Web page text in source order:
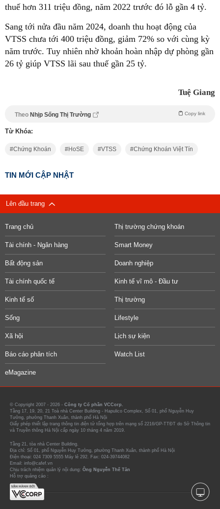
thuế hơn 311 triệu đồng, năm 2022 trước đó lỗ gần 4 tỷ.
Sang tới nửa đầu năm 2024, doanh thu hoạt động của
VTSS chưa tới 400 triệu đồng, giảm 72% so với cùng kỳ
năm trước. Tuy nhiên nhờ khoản hoàn nhập dự phòng gần
26 tỷ giúp VTSS lãi sau thuế gần 25 tỷ.
Tuệ Giang
Theo Nhịp Sống Thị Trường Copy link
Từ Khóa:
Chứng Khoán HoSE VTSS Chứng Khoán Việt Tín
TIN MỚI CẬP NHẬT
Lên đầu trang
Trang chủ Thị trường chứng khoán
Tài chính - Ngân hàng Smart Money
Bất động sản Doanh nghiệp
Tài chính quốc tế Kinh tế vĩ mô - Đầu tư
Kinh tế số Thị trường
Sống Lifestyle
Xã hội Lịch sự kiện
Báo cáo phân tích Watch List
eMagazine
© Copyright 2007 - 2026 - Công ty Cổ phần VCCorp.
Tầng 17, 19, 20, 21 Toà nhà Center Building - Hapulico Complex, Số 01, phố Nguyễn Huy
Tưởng, phường Thanh Xuân, thành phố Hà Nội
Giấy phép thiết lập trang thông tin điện tử tổng hợp trên mạng số 2216/GP-TTĐT do Sở Thông tin
và Truyền thông Hà Nội cấp ngày 10 tháng 4 năm 2019.
Tầng 21, tòa nhà Center Building.
Địa chỉ: Số 01, phố Nguyễn Huy Tưởng, phường Thanh Xuân, thành phố Hà Nội
Điện thoại: 024 7309 5555 Máy lẻ 292. Fax: 024-39744082
Email: info@cafef.vn
Chịu trách nhiệm quản lý nội dung: Ông Nguyễn Thế Tân
Hỗ trợ quảng cáo :